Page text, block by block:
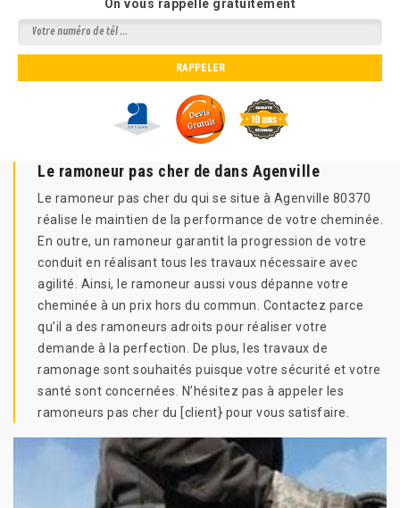
On vous rappelle gratuitement
Le ramoneur pas cher de dans Agenville
Le ramoneur pas cher du qui se situe à Agenville 80370
réalise le maintien de la performance de votre cheminée.
En outre, un ramoneur garantit la progression de votre
conduit en réalisant tous les travaux nécessaire avec
agilité. Ainsi, le ramoneur aussi vous dépanne votre
cheminée à un prix hors du commun. Contactez parce
qu’il a des ramoneurs adroits pour réaliser votre
demande à la perfection. De plus, les travaux de
ramonage sont souhaités puisque votre sécurité et votre
santé sont concernées. N’hésitez pas à appeler les
ramoneurs pas cher du [client} pour vous satisfaire.